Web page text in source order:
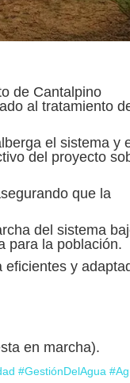
de Cantalpino
al tratamiento
el sistema y
del proyecto
que la
del sistema
para la población.
eficientes y
en marcha).
#GestiónDelAgua